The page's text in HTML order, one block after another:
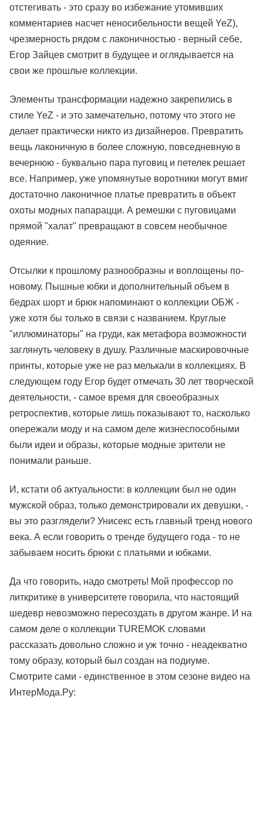
отстегивать - это сразу во избежание утомивших
комментариев насчет неносибельности вещей YeZ),
чрезмерность рядом с лаконичностью - верный себе,
Егор Зайцев смотрит в будущее и оглядывается на
свои же прошлые коллекции.
Элементы трансформации надежно закрепились в
стиле YeZ - и это замечательно, потому что этого не
делает практически никто из дизайнеров. Превратить
вещь лаконичную в более сложную, повседневную в
вечернюю - буквально пара пуговиц и петелек решает
все. Например, уже упомянутые воротники могут вмиг
достаточно лаконичное платье превратить в объект
охоты модных папарацци. А ремешки с пуговицами
прямой "халат" превращают в совсем необычное
одеяние.
Отсылки к прошлому разнообразны и воплощены по-
новому. Пышные юбки и дополнительный объем в
бедрах шорт и брюк напоминают о коллекции ОБЖ -
уже хотя бы только в связи с названием. Круглые
"иллюминаторы" на груди, как метафора возможности
заглянуть человеку в душу. Различные маскировочные
принты, которые уже не раз мелькали в коллекциях. В
следующем году Егор будет отмечать 30 лет творческой
деятельности, - самое время для своеобразных
ретроспектив, которые лишь показывают то, насколько
опережали моду и на самом деле жизнеспособными
были идеи и образы, которые модные зрители не
понимали раньше.
И, кстати об актуальности: в коллекции был не один
мужской образ, только демонстрировали их девушки, -
вы это разглядели? Унисекс есть главный тренд нового
века. А если говорить о тренде будущего года - то не
забываем носить брюки с платьями и юбками.
Да что говорить, надо смотреть! Мой профессор по
литкритике в университете говорила, что настоящий
шедевр невозможно пересоздать в другом жанре. И на
самом деле о коллекции TUREMOK словами
рассказать довольно сложно и уж точно - неадекватно
тому образу, который был создан на подиуме.
Смотрите сами - единственное в этом сезоне видео на
ИнтерМода.Ру: